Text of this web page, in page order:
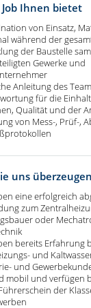
Job Ihnen bietet
von Einsatz,
während der
der Baustelle
Gewerke und
Anleitung des
für die
Qualität und der
von Mess-, Prüf-,
uns überzeugen
eine erfolgreich
zum
oder
bereits Erfahrung
und
und
mobil und verfügen
der